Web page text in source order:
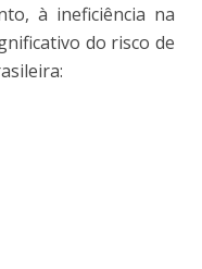
à ineficiência na
do risco de